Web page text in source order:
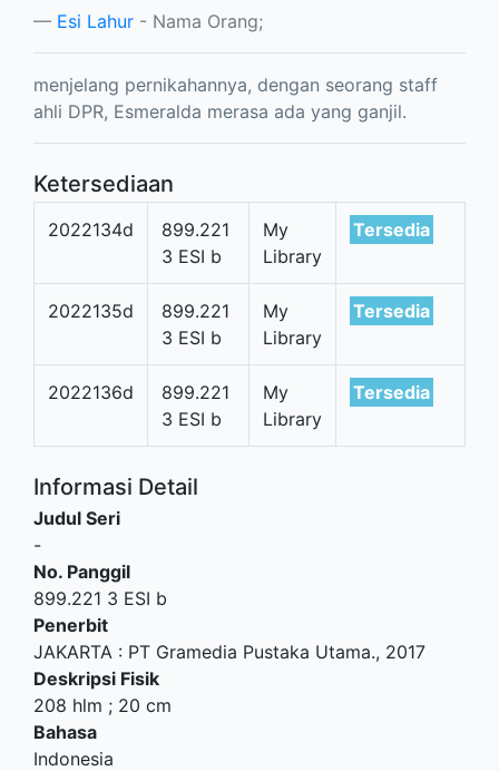
Esi Lahur - Nama Orang;
menjelang pernikahannya, dengan seorang staff
ahli DPR, Esmeralda merasa ada yang ganjil.
Ketersediaan
2022134d
899.221
3 ESI b
My
Library
Tersedia
2022135d
899.221
3 ESI b
My
Library
Tersedia
2022136d
899.221
3 ESI b
My
Library
Tersedia
Informasi Detail
Judul Seri
-
No. Panggil
899.221 3 ESI b
Penerbit
JAKARTA : PT Gramedia Pustaka Utama., 2017
Deskripsi Fisik
208 hlm ; 20 cm
Bahasa
Indonesia